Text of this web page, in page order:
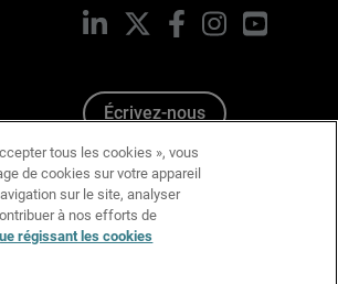
LinkedIn FacebookInstagramYouTube
Écrivez-nous
tous les cookies », vous
de cookies sur votre appareil
sur le site, analyser
à nos efforts de
régissant les cookies